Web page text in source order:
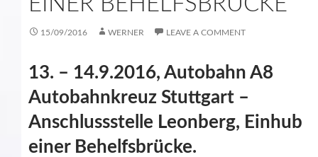
15/09/2016 WERNER LEAVE A COMMENT
13. – 14.9.2016, Autobahn A8
Autobahnkreuz Stuttgart –
Anschlussstelle Leonberg, Einhub
einer Behelfsbrücke.